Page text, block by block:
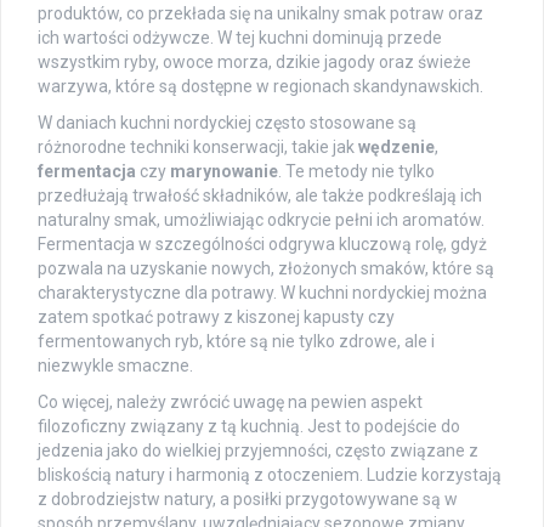
produktów, co przekłada się na unikalny smak potraw oraz
ich wartości odżywcze. W tej kuchni dominują przede
wszystkim ryby, owoce morza, dzikie jagody oraz świeże
warzywa, które są dostępne w regionach skandynawskich.
W daniach kuchni nordyckiej często stosowane są
różnorodne techniki konserwacji, takie jak wędzenie,
fermentacja czy marynowanie . Te metody nie tylko
przedłużają trwałość składników, ale także podkreślają ich
naturalny smak, umożliwiając odkrycie pełni ich aromatów.
Fermentacja w szczególności odgrywa kluczową rolę, gdyż
pozwala na uzyskanie nowych, złożonych smaków, które są
charakterystyczne dla potrawy. W kuchni nordyckiej można
zatem spotkać potrawy z kiszonej kapusty czy
fermentowanych ryb, które są nie tylko zdrowe, ale i
niezwykle smaczne.
Co więcej, należy zwrócić uwagę na pewien aspekt
filozoficzny związany z tą kuchnią. Jest to podejście do
jedzenia jako do wielkiej przyjemności, często związane z
bliskością natury i harmonią z otoczeniem. Ludzie korzystają
z dobrodziejstw natury, a posiłki przygotowywane są w